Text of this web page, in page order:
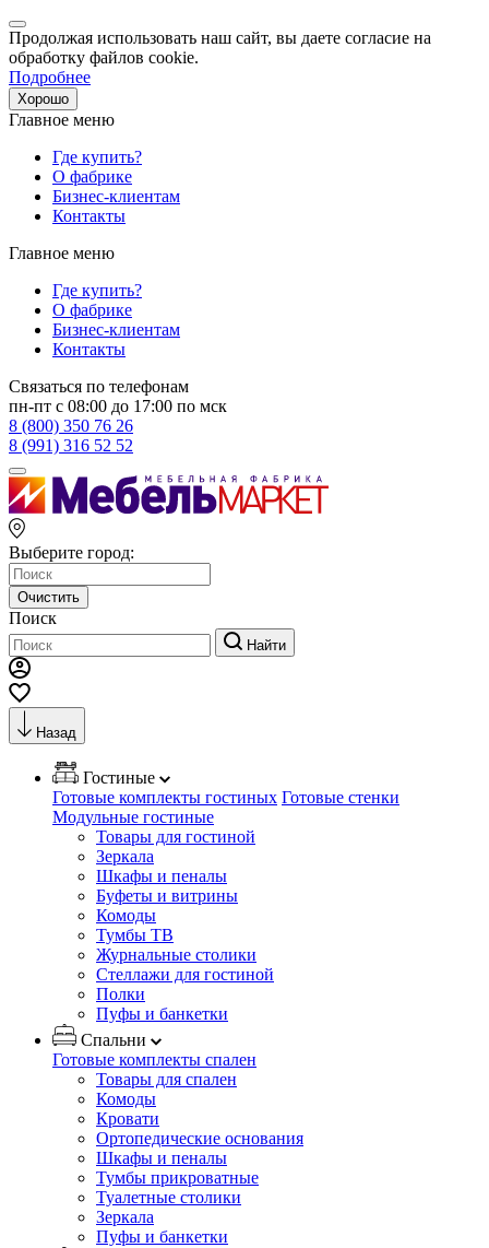
Продолжая использовать наш сайт, вы даете согласие на
обработку файлов cookie.
Подробнее
Хорошо
Главное меню
Где купить?
О фабрике
Бизнес-клиентам
Контакты
Главное меню
Где купить?
О фабрике
Бизнес-клиентам
Контакты
Связаться по телефонам
пн-пт с 08:00 до 17:00 по мск
8 (800) 350 76 26
8 (991) 316 52 52
Выберите город:
Очистить
Поиск
Найти
Назад
Гостиные
Готовые комплекты гостиных Готовые стенки
Модульные гостиные
Товары для гостиной
Зеркала
Шкафы и пеналы
Буфеты и витрины
Комоды
Тумбы ТВ
Журнальные столики
Стеллажи для гостиной
Полки
Пуфы и банкетки
Спальни
Готовые комплекты спален
Товары для спален
Комоды
Кровати
Ортопедические основания
Шкафы и пеналы
Тумбы прикроватные
Туалетные столики
Зеркала
Пуфы и банкетки